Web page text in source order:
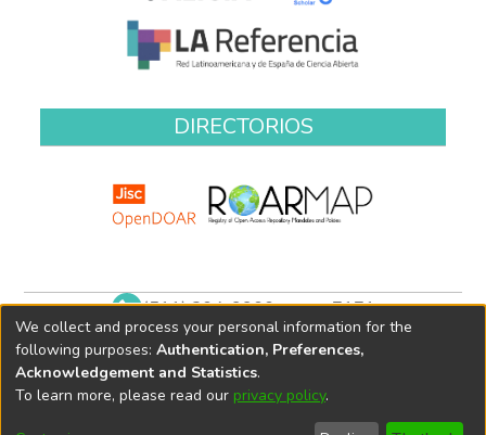
DIRECTORIOS
(511) 204-9900 anexo 7171
biblioteca@oefa.gob.pe
We collect and process your personal information for the
following purposes: Authentication, Preferences,
Acknowledgement and Statistics.
To learn more, please read our privacy policy.